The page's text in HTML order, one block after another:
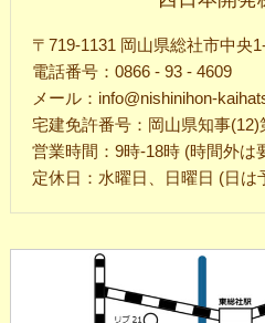
〒719-1131 岡山県総社市中央
電話番号：0866 - 93 - 4609
メール：info@nishinihon-
宅建免許番号：岡山県知事(12)
営業時間：9時-18時 (時間外は
定休日：水曜日、日曜日 (日は